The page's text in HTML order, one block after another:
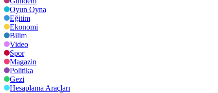
Oyun Oyna
Eğitim
Ekonomi
Bilim
Video
Spor
Magazin
Politika
Gezi
Hesaplama Araçları